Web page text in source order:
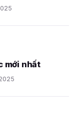
mới nhất